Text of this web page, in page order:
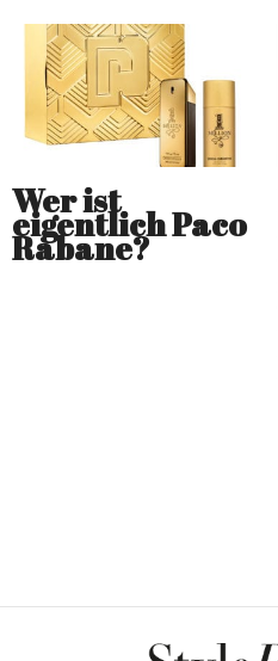
Wer ist
eigentlich Paco
Rabane?